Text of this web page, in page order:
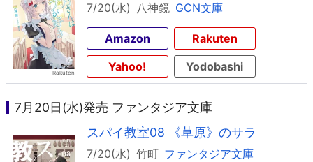
7/20(水) 八神鏡 GCN文庫
Amazon
Rakuten
Yahoo!
Yodobashi
7月20日(水)発売 ファンタジア文庫
スパイ教室08 《草原》のサラ
7/20(水) 竹町 ファンタジア文庫